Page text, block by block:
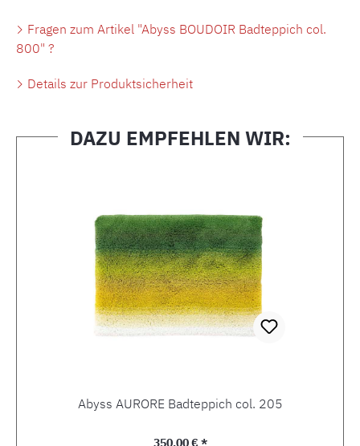
Fragen zum Artikel "Abyss BOUDOIR Badteppich col.
800" ?
Details zur Produktsicherheit
DAZU EMPFEHLEN WIR:
Abyss AURORE Badteppich col. 205
Regulärer Preis:
350,00 € *